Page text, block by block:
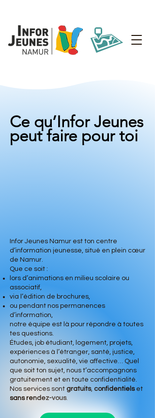
Ce qu’Infor Jeunes
peut faire pour toi
Infor Jeunes Namur est ton centre
d’information jeunesse, situé en plein cœur
de Namur.
Que ce soit :
lors d’animations en milieu scolaire ou
associatif,
via l’édition de brochures,
ou pendant nos permanences
d’information,
notre équipe est là pour répondre à toutes
tes questions.
Études, job étudiant, logement, projets,
expériences à l’étranger, santé, justice,
autonomie, sexualité, vie affective… Quel
que soit ton sujet, nous t’accompagnons
gratuitement et en toute confidentialité.
Nos services sont gratuits, confidentiels et
sans rendez-vous.